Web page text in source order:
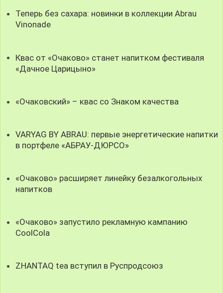
Теперь без сахара: новинки в коллекции Abrau
Vinonade
Квас от «Очаково» станет напитком фестиваля
«Дачное Царицыно»
«Очаковский» – квас со Знаком качества
VARYAG BY ABRAU: первые энергетические напитки
в портфеле «АБРАУ-ДЮРСО»
«Очаково» расширяет линейку безалкогольных
напитков
«Очаково» запустило рекламную кампанию
CoolCola
ZHANTAQ tea вступил в Руспродсоюз